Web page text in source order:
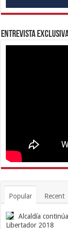
Entrevista
Popular Recent
Alcaldía
Libertador 2018